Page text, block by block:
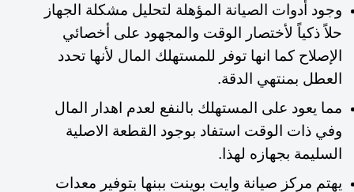
وجود أدوات الصيانة المؤهلة لتحليل مشكلة الجهاز
حلاً ذكياً لأختصار الوقت والمجهود على أخصائي
الإصلاح كما انها توفر للمستهلك المال لأنها تحدد
العطل بمنتهي الدقة.
مما يعود على المستهلك بالنفع لعدم اهدار المال
وفي ذات الوقت استفاد بوجود القطعة الاصلية
السليمة بجهازه لهذا.
يهتم مركز صيانة وايت بوينت ببنها بتوفير معدات